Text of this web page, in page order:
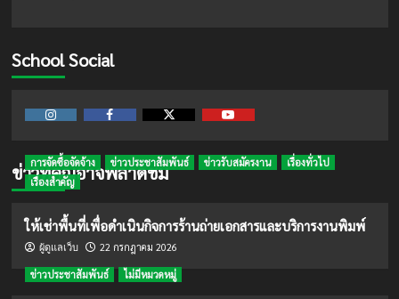
School Social
ข่าวที่คุณอาจพลาดชม
การจัดซื้อจัดจ้าง ข่าวประชาสัมพันธ์ ข่าวรับสมัครงาน
เรื่องทั่วไป
เรื่องสำคัญ
ให้เช่าพื้นที่เพื่อดำเนินกิจการร้านถ่ายเอกสารและบริการงานพิมพ์
ผู้ดูแลเว็บ 22 กรกฎาคม 2026
ข่าวประชาสัมพันธ์ ไม่มีหมวดหมู่